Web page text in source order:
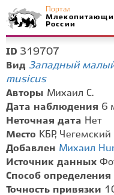
Портал
России
ID 319707
Вид Западный
musicus
Авторы Михаил С.
Дата наблюдения 6
Неточная дата Нет
Место КБР, Чегемский
Добавлен Михаил
Источник данных
Способ определения
Точность привязки